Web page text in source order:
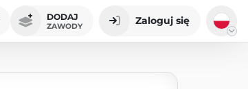
DODAJ
ZAWODY Zaloguj się